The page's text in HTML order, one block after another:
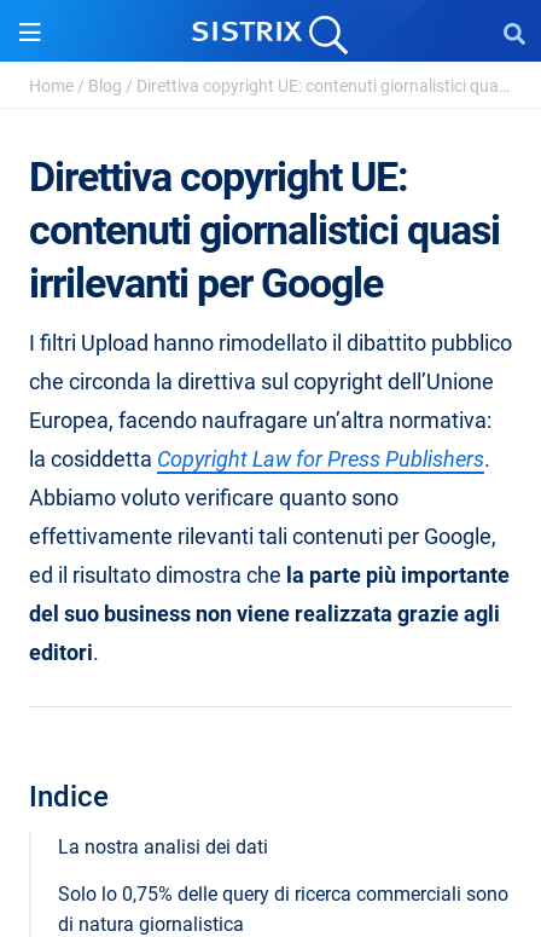
Home / Blog / Direttiva copyright UE: contenuti giornalistici quasi ...
Direttiva copyright UE:
contenuti giornalistici quasi
irrilevanti per Google
I filtri Upload hanno rimodellato il dibattito pubblico
che circonda la direttiva sul copyright dell’Unione
Europea, facendo naufragare un’altra normativa:
la cosiddetta Copyright Law for Press Publishers.
Abbiamo voluto verificare quanto sono
effettivamente rilevanti tali contenuti per Google,
ed il risultato dimostra che la parte più importante
del suo business non viene realizzata grazie agli
editori.
Indice
La nostra analisi dei dati
Solo lo 0,75% delle query di ricerca commerciali sono
di natura giornalistica